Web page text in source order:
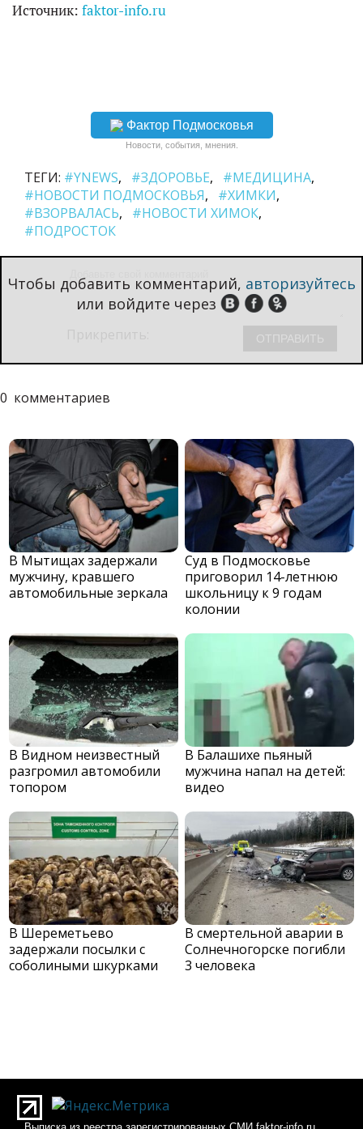
Источник: faktor-info.ru
Фактор Подмосковья
Новости, события, мнения.
ТЕГИ: #YNEWS #ЗДОРОВЬЕ
#МЕДИЦИНА
#НОВОСТИ ПОДМОСКОВЬЯ
#ХИМКИ
#ВЗОРВАЛАСЬ
#НОВОСТИ ХИМОК
#ПОДРОСТОК
Чтобы добавить комментарий, авторизуйтесь
или войдите через
0 комментариев
В Мытищах задержали
мужчину, кравшего
автомобильные зеркала
Суд в Подмосковье
приговорил 14-летнюю
школьницу к 9 годам
колонии
В Видном неизвестный
разгромил автомобили
топором
В Балашихе пьяный
мужчина напал на детей:
видео
В Шереметьево
задержали посылки с
соболиными шкурками
В смертельной аварии в
Солнечногорске погибли
3 человека